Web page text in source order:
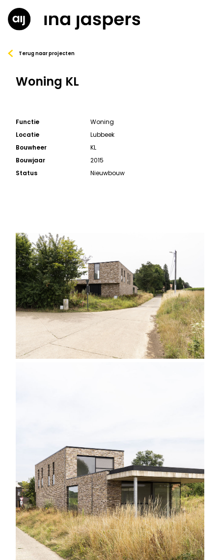
Terug naar projecten
Woning KL
Functie
Woning
Locatie
Lubbeek
Bouwheer
KL
Bouwjaar
2015
Status
Nieuwbouw